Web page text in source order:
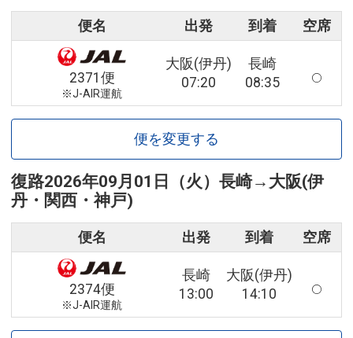
便名 出発 到着 空席
2371便
※J-AIR運航
大阪(伊丹)
07:20
長崎
08:35
便を変更する
復路2026年09月01日（火） 長崎→ 大阪(伊
丹・関西・神戸)
便名 出発 到着 空席
2374便
※J-AIR運航
長崎
13:00
大阪(伊丹)
14:10